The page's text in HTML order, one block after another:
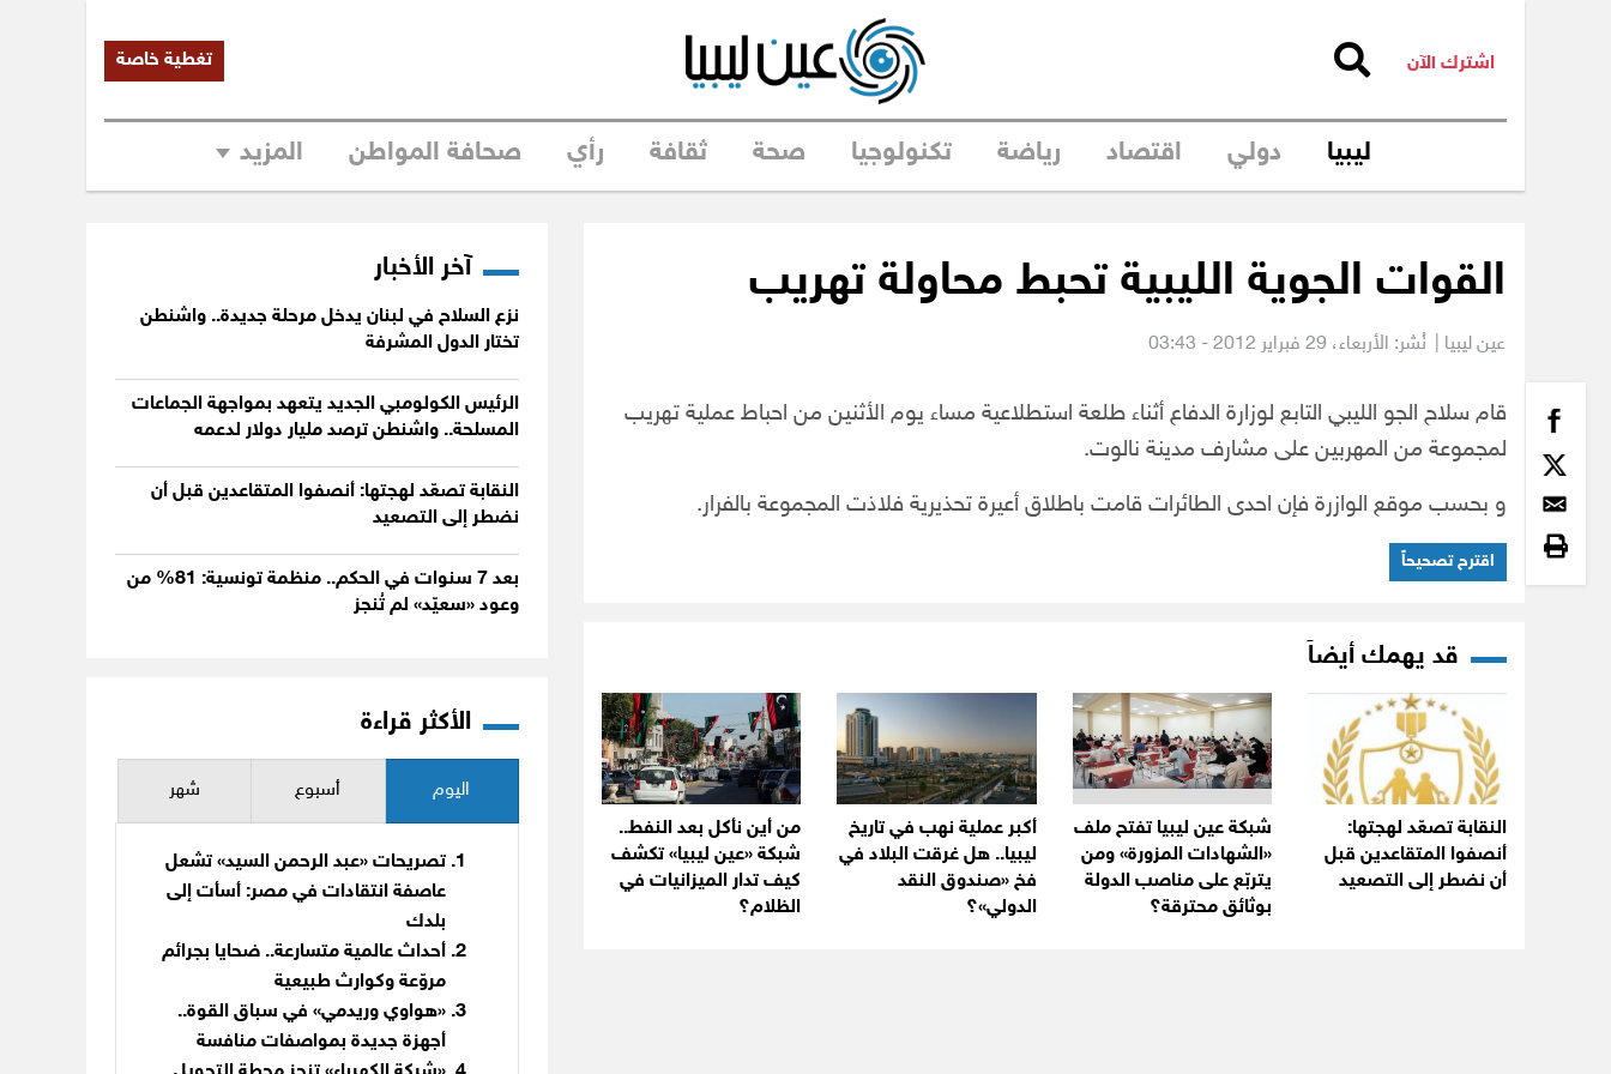
اشترك الآن تغطية خاصة
ليبيا دولي اقتصاد رياضة تكنولوجيا صحة ثقافة رأي صحافة المواطن المزيد
القوات الجوية الليبية تحبط محاولة تهريب
عين ليبيا | نُشر: الأربعاء،
قام سلاح الجو الليبي التابع لوزارة الدفاع أثناء طلعة استطلاعية مساء يوم الأثنين من احباط عملية تهريب
لمجموعة من المهربين على مشارف مدينة نالوت.
و بحسب موقع الوازرة فإن احدى الطائرات قامت باطلاق أعيرة تحذيرية فلاذت المجموعة بالفرار.
اقترح تصحيحاً
قد يهمك أيضاً
النقابة تصعّد لهجتها:
أنصفوا المتقاعدين قبل
أن نضطر إلى التصعيد
شبكة عين ليبيا تفتح ملف
«الشهادات المزورة» ومن
يتربّع على مناصب الدولة
بوثائق محترقة؟
أكبر عملية نهب في تاريخ
ليبيا.. هل غرقت البلاد في
فخ «صندوق النقد
الدولي»؟
من أين نأكل بعد النفط..
شبكة «عين ليبيا» تكشف
كيف تدار الميزانيات في
الظلام؟
آخر الأخبار
نزع السلاح في لبنان يدخل مرحلة جديدة.. واشنطن
تختار الدول المشرفة
الرئيس الكولومبي الجديد يتعهد بمواجهة الجماعات
المسلحة.. واشنطن ترصد مليار دولار لدعمه
النقابة تصعّد لهجتها: أنصفوا المتقاعدين قبل أن
نضطر إلى التصعيد
بعد 7 سنوات في الحكم.. منظمة تونسية: 81% من
وعود «سعيّد» لم تُنجز
الأكثر قراءة
اليوم أسبوع شهر
تصريحات «عبد الرحمن السيد» تشعل
عاصفة انتقادات في مصر: أسأت إلى
بلدك
أحداث عالمية متسارعة.. ضحايا بجرائم
مروّعة وكوارث طبيعية
«هواوي وريدمي» في سباق القوة..
أجهزة جديدة بمواصفات منافسة